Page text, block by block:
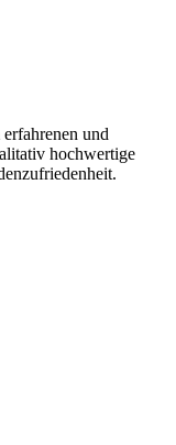
und
hochwertige